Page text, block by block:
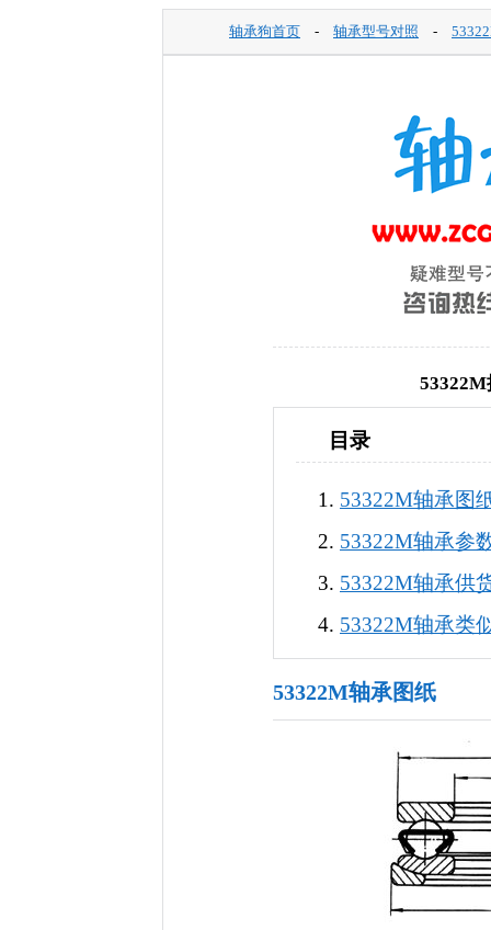
轴承狗首页 - 轴承型号对照 -
目录
53322M轴承图
53322M轴承参
53322M轴承供
53322M轴承类
53322M轴承图纸